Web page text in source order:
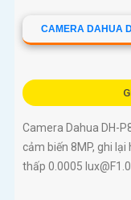
CAMERA DAHUA
Camera Dahua DH-
cảm biến 8MP, ghi
thấp 0.0005